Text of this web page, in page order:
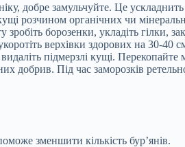
добре замульчуйте. Це
розчином органічних чи
борозенки, укладіть гілки,
верхівки здорових на 30-
підмерзлі кущі.
добрив. Під час заморозків
зменшити кількість бур’янів.